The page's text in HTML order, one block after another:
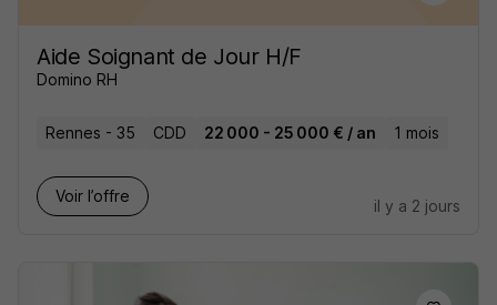
Aide Soignant de Jour H/F
Domino RH
Rennes - 35 CDD 22 000 - 25 000 € / an 1 mois
Voir l’offre
il y a 2 jours